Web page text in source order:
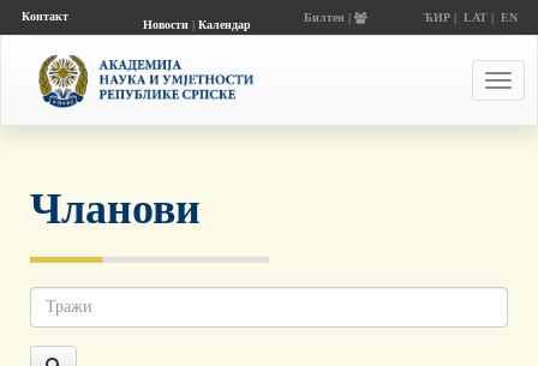
Контакт
Новости| Календар
Билтен | ЋИР| LAT| EN
Чланови